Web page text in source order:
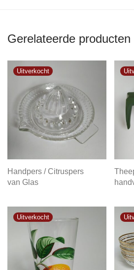
Gerelateerde producten
Handpers / Citruspers
van Glas